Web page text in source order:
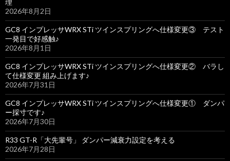
2026年8月2日
GC8 インプレッサWRX STi ツインスプリングへ仕様変更③ テスト
一発目で好感触♪
2026年8月1日
GC8 インプレッサWRX STi ツインスプリングへ仕様変更② バラし
て仕様変更 組み上げます♪
2026年7月31日
GC8 インプレッサWRX STi ツインスプリングへ仕様変更① ダンパ
ー採寸です♪
2026年7月30日
R33 GT-R「大先輩号」 ダンパー減衰力設定を考える
2026年7月28日